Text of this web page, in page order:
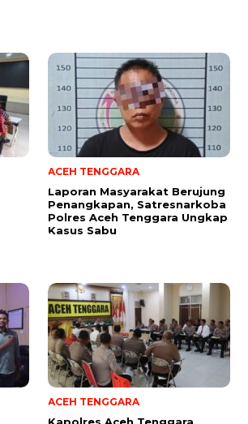
ACEH TENGGARA
Laporan Masyarakat Berujung
Penangkapan, Satresnarkoba
Polres Aceh Tenggara Ungkap
Kasus Sabu
ACEH TENGGARA